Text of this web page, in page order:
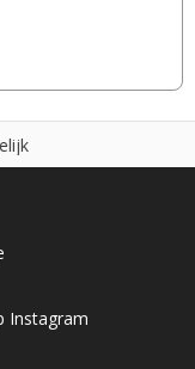
elijk
Instagram